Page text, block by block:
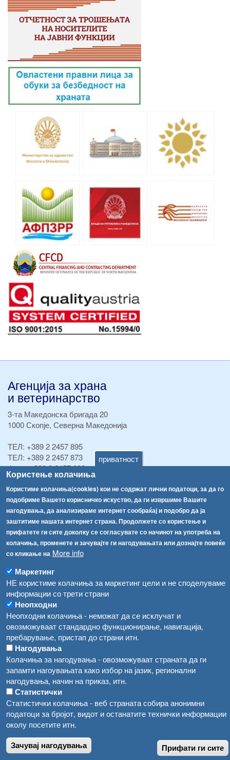
приватност
Користење колачиња
Користиме колачиња(cookies) кои не содржат лични податоци, за да го
подобриме Вашето корисничко искуство, да ги извршиме Вашите
нагодувања, да анализираме интернет сообраќај и подобро да ја
заштитиме нашата интернет страна. Продолжете со користење и
прифатете ги сите доколку се согласувате со начинот на употреба на
колачиња, променете и зачувајте ги нагодувањата или дознајте повеќе
со кликање на More info
Маркетинг
НЕ користиме колачиња за маркетинг цели и не споделуваме
информации со трети страни
Неопходни
Неопходни колачиња - неможат да се исклучат и
овозможуваат стандардно функционирање, навигација,
пребарување, пристап до страни итн.
Нагодувања
Колачиња за нагодувања - овозможуваат страната да ги
запамти нагоувањата како избор на јазик, регионални
нагодувања, начин на приказ, итн.
Статистички
Статистички колачиња - веб страната собира анонимни
податоци за бројот, видот и останатите технички информации
околу посетите итн.
Зачувај нагодувања Прифати ги сите
Агенција за храна
и ветеринарство
3-та Македонска бригада 20
1000 Скопје, Северна Македонија
ТЕЛ: +389 2 2457 895
ТЕЛ: +389 2 2457 873
Факс:+389 2 2457 893
Факс:+389 2 2457 871
info@fva.gov.mk
[АХВ-претходна страна]
Соопштенија
Република Бугарија ги засили официјалните контроли при увоз на свежо овошје и зеленчук
Високите температури ризик од труење со храна, опасни се и за животните
Водата во Гостивар може да се користи како техничка, продолжува испораката на флаширана вода
Во Гостивар спроведени 70 вонредни контроли
Забраната за водата во Гостивар останува на сила, операторите да користат само технички безбедна вода
Навигација
Архива
Регистри
Забрани